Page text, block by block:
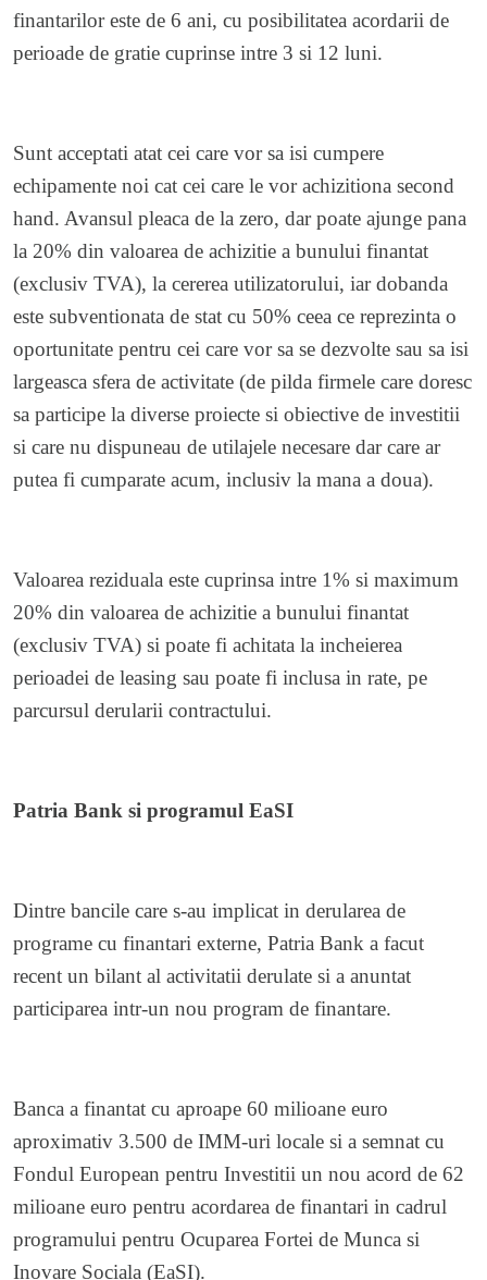
finantarilor este de 6 ani, cu posibilitatea acordarii de
perioade de gratie cuprinse intre 3 si 12 luni.
Sunt acceptati atat cei care vor sa isi cumpere
echipamente noi cat cei care le vor achizitiona second
hand. Avansul pleaca de la zero, dar poate ajunge pana
la 20% din valoarea de achizitie a bunului finantat
(exclusiv TVA), la cererea utilizatorului, iar dobanda
este subventionata de stat cu 50% ceea ce reprezinta o
oportunitate pentru cei care vor sa se dezvolte sau sa isi
largeasca sfera de activitate (de pilda firmele care doresc
sa participe la diverse proiecte si obiective de investitii
si care nu dispuneau de utilajele necesare dar care ar
putea fi cumparate acum, inclusiv la mana a doua).
Valoarea reziduala este cuprinsa intre 1% si maximum
20% din valoarea de achizitie a bunului finantat
(exclusiv TVA) si poate fi achitata la incheierea
perioadei de leasing sau poate fi inclusa in rate, pe
parcursul derularii contractului.
Patria Bank si programul EaSI
Dintre bancile care s-au implicat in derularea de
programe cu finantari externe, Patria Bank a facut
recent un bilant al activitatii derulate si a anuntat
participarea intr-un nou program de finantare.
Banca a finantat cu aproape 60 milioane euro
aproximativ 3.500 de IMM-uri locale si a semnat cu
Fondul European pentru Investitii un nou acord de 62
milioane euro pentru acordarea de finantari in cadrul
programului pentru Ocuparea Fortei de Munca si
Inovare Sociala (EaSI).